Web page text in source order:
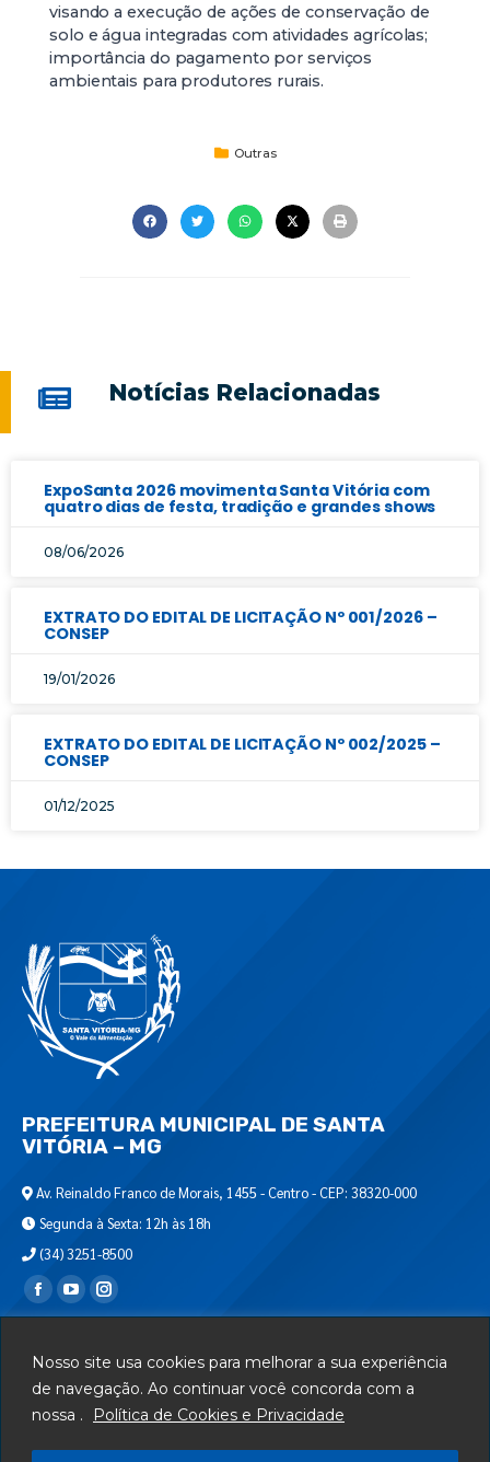
Nosso site usa cookies para melhorar a sua experiência
de navegação. Ao continuar você concorda com a
nossa .
Política de Cookies e Privacidade
visando a execução de ações de conservação de
solo e água integradas com atividades agrícolas;
importância do pagamento por serviços
ambientais para produtores rurais.
Outras
Notícias Relacionadas
ExpoSanta 2026 movimenta Santa Vitória com
quatro dias de festa, tradição e grandes shows
08/06/2026
EXTRATO DO EDITAL DE LICITAÇÃO Nº 001/2026 –
CONSEP
19/01/2026
EXTRATO DO EDITAL DE LICITAÇÃO Nº 002/2025 –
CONSEP
01/12/2025
PREFEITURA MUNICIPAL DE SANTA
VITÓRIA – MG
Av. Reinaldo Franco de Morais, 1455 - Centro - CEP: 38320-000
Segunda à Sexta: 12h às 18h
(34) 3251-8500
Encontre-nos em:
Departamento de T.I.
Serviços